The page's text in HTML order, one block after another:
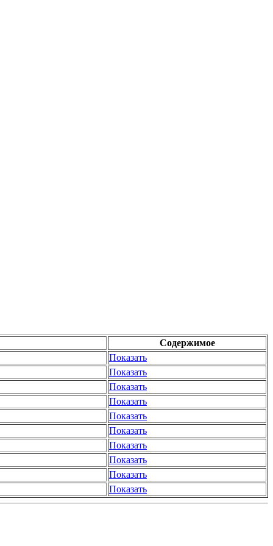
Содержимое
Показать
Показать
Показать
Показать
Показать
Показать
Показать
Показать
Показать
Показать